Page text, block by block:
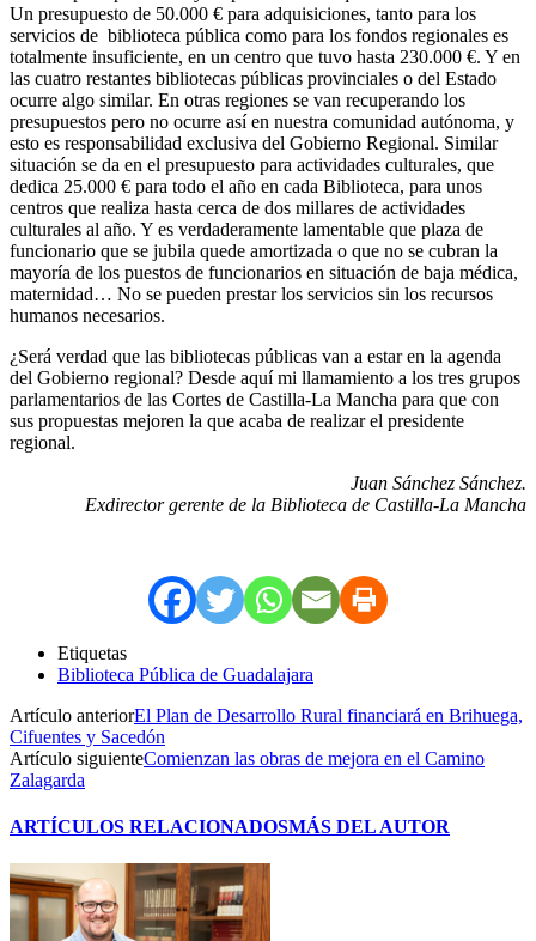
Un presupuesto de 50.000 € para adquisiciones, tanto para los
servicios de biblioteca pública como para los fondos regionales es
totalmente insuficiente, en un centro que tuvo hasta 230.000 €. Y en
las cuatro restantes bibliotecas públicas provinciales o del Estado
ocurre algo similar. En otras regiones se van recuperando los
presupuestos pero no ocurre así en nuestra comunidad autónoma, y
esto es responsabilidad exclusiva del Gobierno Regional. Similar
situación se da en el presupuesto para actividades culturales, que
dedica 25.000 € para todo el año en cada Biblioteca, para unos
centros que realiza hasta cerca de dos millares de actividades
culturales al año. Y es verdaderamente lamentable que plaza de
funcionario que se jubila quede amortizada o que no se cubran la
mayoría de los puestos de funcionarios en situación de baja médica,
maternidad… No se pueden prestar los servicios sin los recursos
humanos necesarios.
¿Será verdad que las bibliotecas públicas van a estar en la agenda
del Gobierno regional? Desde aquí mi llamamiento a los tres grupos
parlamentarios de las Cortes de Castilla-La Mancha para que con
sus propuestas mejoren la que acaba de realizar el presidente
regional.
Juan Sánchez Sánchez.
Exdirector gerente de la Biblioteca de Castilla-La Mancha
Etiquetas
Biblioteca Pública de Guadalajara
Artículo anteriorEl Plan de Desarrollo Rural financiará en Brihuega,
Cifuentes y Sacedón
Artículo siguienteComienzan las obras de mejora en el Camino
Zalagarda
ARTÍCULOS RELACIONADOSMÁS DEL AUTOR